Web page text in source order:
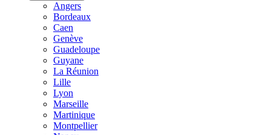
Angers
Bordeaux
Caen
Genève
Guadeloupe
Guyane
La Réunion
Lille
Lyon
Marseille
Martinique
Montpellier